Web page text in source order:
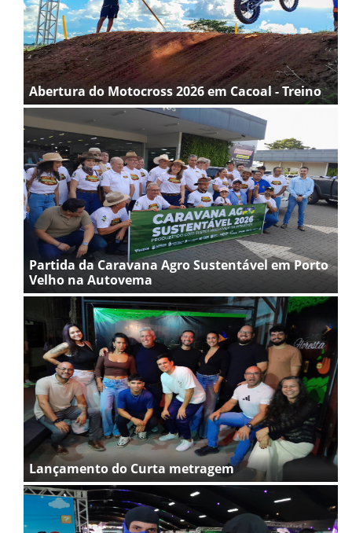
Abertura do Motocross 2026 em Cacoal - Treino
Partida da Caravana Agro Sustentável em Porto
Velho na Autovema
Lançamento do Curta metragem